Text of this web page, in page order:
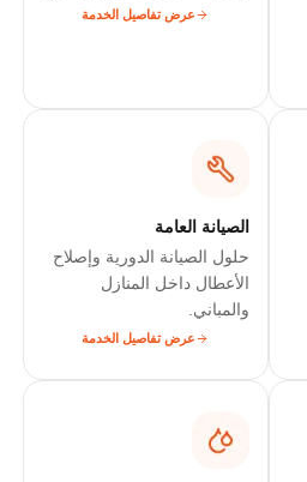
عرض تفاصيل الخدمة
الصيانة العامة
حلول الصيانة الدورية وإصلاح
الأعطال داخل المنازل
والمباني.
عرض تفاصيل الخدمة